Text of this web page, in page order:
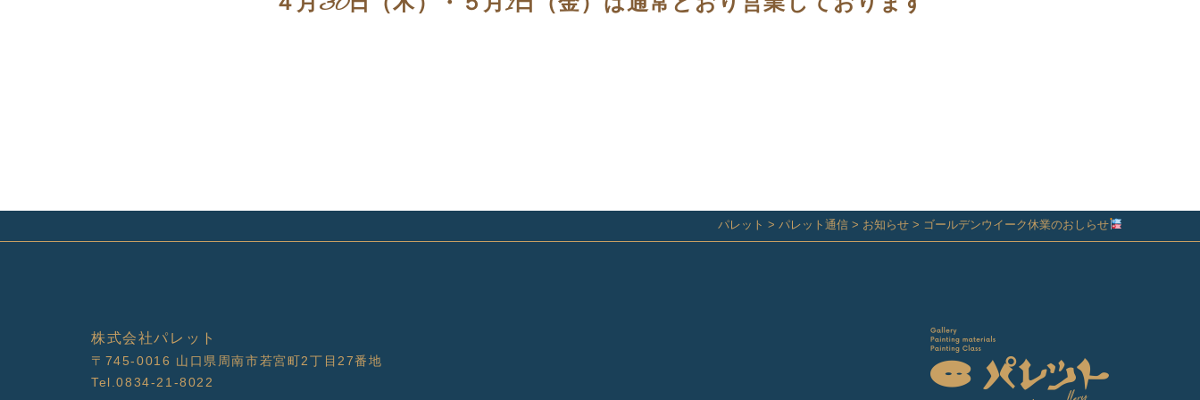
パレット > パレット通信 > お知らせ > ゴールデンウイーク休業のおしらせ
株式会社パレット
〒745-0016 山口県周南市若宮町2丁目27番地
Tel.0834-21-8022